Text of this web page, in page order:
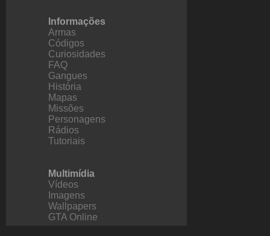
Informações
Armas
Códigos
Curiosidades
FAQ
Gangues
História
Mapas
Missões
Personagens
Rádios
Tutoriais
Multimídia
Vídeos
Imagens
Wallpapers
GTA Online